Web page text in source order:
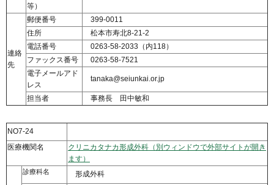
等）
連絡
先
郵便番号
399-0011
住所
松本市寿北8-21-2
電話番号
0263-58-2033（内118）
ファックス番号
0263-58-7521
電子メールアド
レス
tanaka@seiunkai.or.jp
担当者 事務長 田中敏和
NO7-24
医療機関名
クリニカタナカ形成外科（別ウィンドウで外部サイトが開き
ます）
診療科名 形成外科